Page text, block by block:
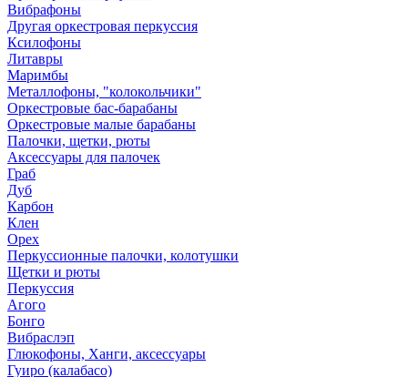
Вибрафоны
Другая оркестровая перкуссия
Ксилофоны
Литавры
Маримбы
Металлофоны, "колокольчики"
Оркестровые бас-барабаны
Оркестровые малые барабаны
Палочки, щетки, рюты
Аксессуары для палочек
Граб
Дуб
Карбон
Клен
Орех
Перкуссионные палочки, колотушки
Щетки и рюты
Перкуссия
Агого
Бонго
Вибраслэп
Глюкофоны, Ханги, аксессуары
Гуиро (калабасо)